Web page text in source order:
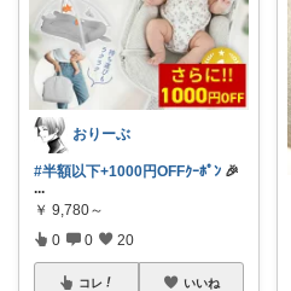
おりーぶ
#半額以下+1000円OFFｸｰﾎﾟﾝ 🎉
...
￥ 9,780～
0 0 20
コレ いいね